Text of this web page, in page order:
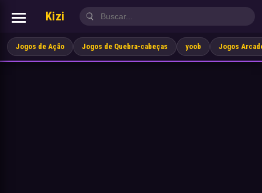
Kizi
Jogos de Ação Jogos de Quebra-cabeças yoob Jogos